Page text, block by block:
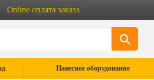
Online оплата заказа
Навесное оборудование